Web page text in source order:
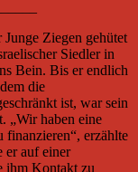
Ziegen gehütet
Siedler in
Bein. Bis er endlich
die
ist, war sein
„Wir haben eine
finanzieren“, erzählte
er auf einer
ihm Kontakt zu